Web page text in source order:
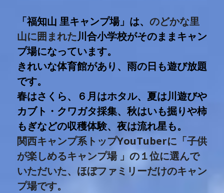
「福知山 里キャンプ場」は、 のどかな里
山に囲まれた川合小学校がそのままキャン
プ場になっています。
きれいな体育館があり、雨の日も遊び放題
です。
春はさくら、６月はホタル、夏は川遊びや
カブト・クワガタ採集、秋はいも掘りや柿
もぎなどの収穫体験、夜は流れ星も。
関西キャンプ系トップYouTuberに「子供
が楽しめるキャンプ場 」の１位に選んで
いただいた、ほぼファミリーだけのキャン
プ場です。